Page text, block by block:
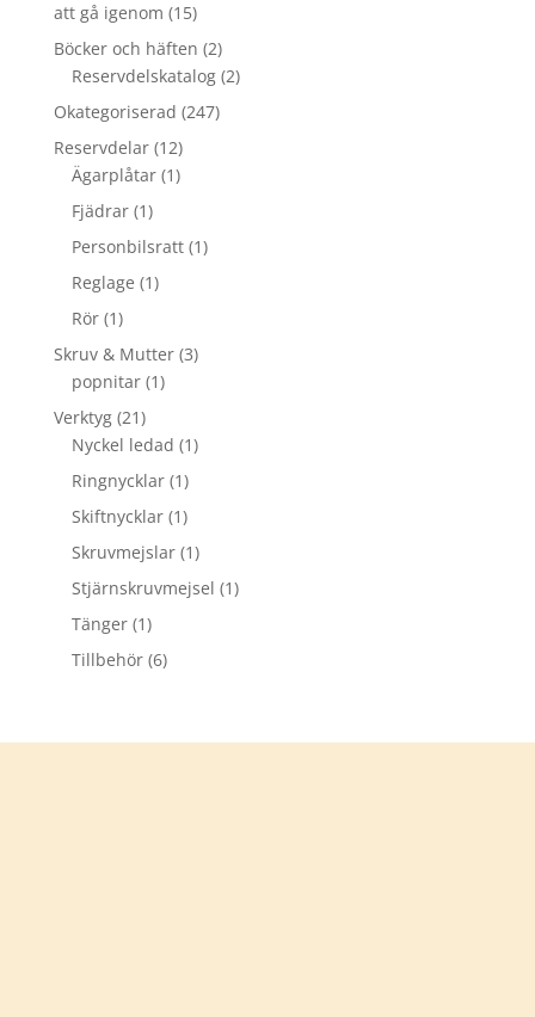
att gå igenom (15)
Böcker och häften (2)
Reservdelskatalog (2)
Okategoriserad (247)
Reservdelar (12)
Ägarplåtar (1)
Fjädrar (1)
Personbilsratt (1)
Reglage (1)
Rör (1)
Skruv & Mutter (3)
popnitar (1)
Verktyg (21)
Nyckel ledad (1)
Ringnycklar (1)
Skiftnycklar (1)
Skruvmejslar (1)
Stjärnskruvmejsel (1)
Tänger (1)
Tillbehör (6)